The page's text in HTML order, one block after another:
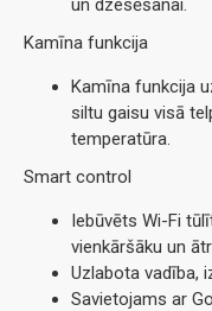
un dzesēšanai.
Kamīna funkcija
Kamīna funkcija
siltu gaisu visā
temperatūra.
Smart control
Iebūvēts Wi-Fi
vienkāršāku un
Uzlabota vadība,
Savietojams ar